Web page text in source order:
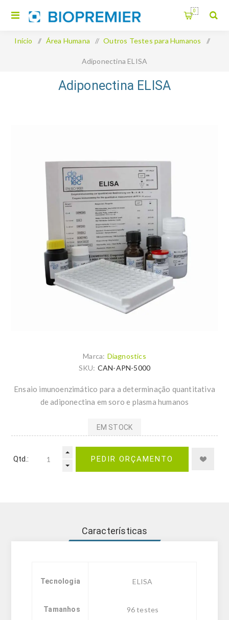
0
Início / Área Humana / Outros Testes para Humanos /
Adiponectina ELISA
Adiponectina ELISA
Marca: Diagnostics
SKU: CAN-APN-5000
Ensaio imunoenzimático para a determinação quantitativa
de adiponectina em soro e plasma humanos
EM STOCK
Qtd.: PEDIR ORÇAMENTO
Características
Tecnologia ELISA
Tamanhos 96 testes